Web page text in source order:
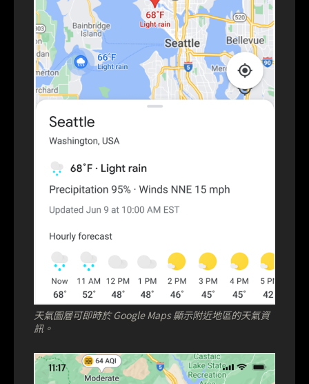
天氣圖層可即時於 Google Maps 顯示附近地區的天氣資
訊。